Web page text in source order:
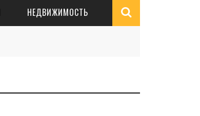
НЕДВИЖИМОСТЬ